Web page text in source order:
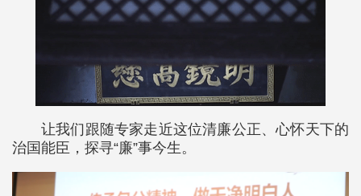
让我们跟随专家走近这位清廉公正、心怀天下的
治国能臣，探寻“廉”事今生。